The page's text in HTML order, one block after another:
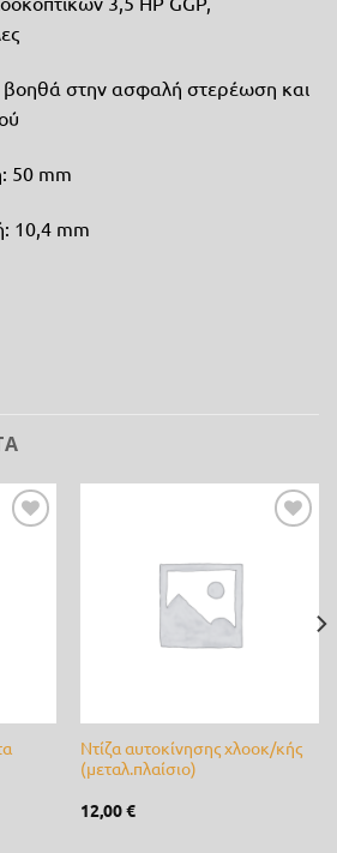
βοηθά στην ασφαλή στερέωση και
50 mm
10,4 mm
Ντίζα αυτοκίνησης χλοοκ/κής
(μεταλ.πλαίσιο)
12,00€